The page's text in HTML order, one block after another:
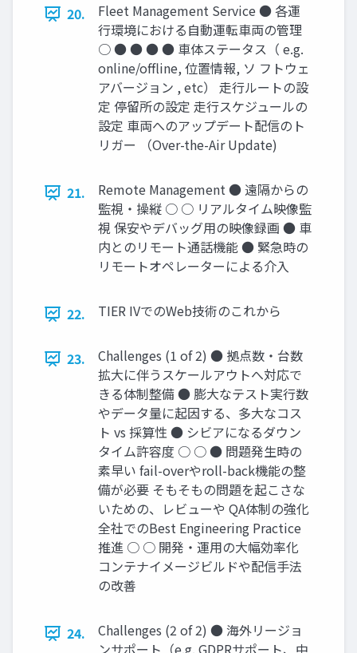
20.
Fleet Management Service ● 各運
行環境における自動運転車両の管理
○ ● ● ● ● 車体ステータス（ e.g.
online/oﬄine, 位置情報, ソ フトウェ
アバージョン , etc） 走行ルートの設
定 停留所の設定 走行スケジュールの
設定 車両へのアップデート配信のト
リガー （Over-the-Air Update)
21.
Remote Management ● 遠隔からの
監視・操縦 ○ ○ リアルタイム映像監
視 保安やデバッグ用の映像録画 ● 車
内とのリモート通話機能 ● 緊急時の
リモートオペレーターによる介入
22. TIER IVでのWeb技術のこれから
23.
Challenges (1 of 2) ● 拠点数・台数
拡大に伴うスケールアウトへ対応で
きる体制整備 ● 膨大なテスト実行数
やデータ量に起因する、多大なコス
ト vs 採算性 ● シビアになるダウン
タイム許容度 ○ ○ ● 問題発生時の
素早い fail-overやroll-back機能の整
備が必要 そもそもの問題を起こさな
いための、レビューや QA体制の強化
全社でのBest Engineering Practice
推進 ○ ○ 開発・運用の大幅効率化
コンテナイメージビルドや配信手法
の改善
24.
Challenges (2 of 2) ● 海外リージョ